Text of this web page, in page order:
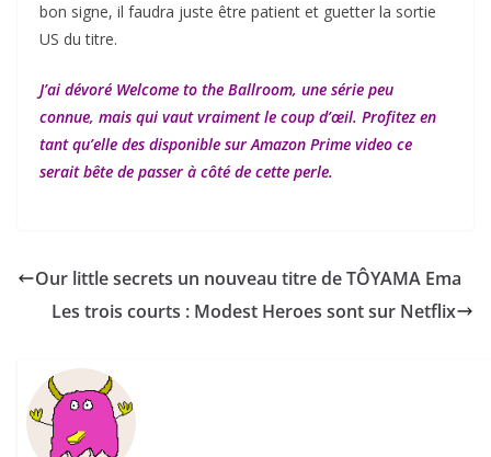
bon signe, il faudra juste être patient et guetter la sortie
US du titre.
J’ai dévoré Welcome to the Ballroom, une série peu
connue, mais qui vaut vraiment le coup d’œil. Profitez en
tant qu’elle des disponible sur Amazon Prime video ce
serait bête de passer à côté de cette perle.
Our little secrets un nouveau titre de TÔYAMA Ema
Les trois courts : Modest Heroes sont sur Netflix